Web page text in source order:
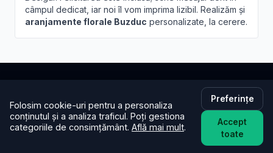
câmpul dedicat, iar noi îl vom imprima lizibil. Realizăm și
aranjamente florale Buzduc personalizate, la cerere.
Brandusa.ro
Buchete cu emoție, aranjamente cu suflet. Comandă
online flori cu livrare în aceeași zi în toată țara.
Folosim cookie-uri pentru a personaliza
conținutul și a analiza traficul. Poți gestiona
categoriile de consimțământ. Află mai mult.
Preferințe
Accept
toate